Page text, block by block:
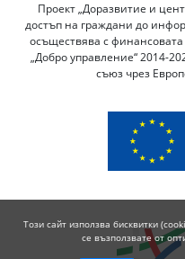
Проект „Доразвитие и
достъп на граждани до
осъществява с
„Добро управление“ 2014-
съюз чрез
Този сайт използва бисквитки
се възползвате от